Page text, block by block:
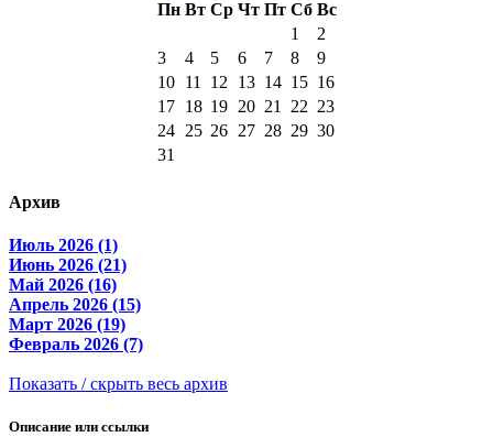
Пн Вт Ср Чт Пт Сб Вс
1
2
3
4 5 6 7 8
9
10
11 12 13 14 15 16
17
18 19 20 21 22 23
24 25 26 27 28 29 30
31
Архив
Июль 2026 (1)
Июнь 2026 (21)
Май 2026 (16)
Апрель 2026 (15)
Март 2026 (19)
Февраль 2026 (7)
Показать / скрыть весь архив
Описание или ссылки